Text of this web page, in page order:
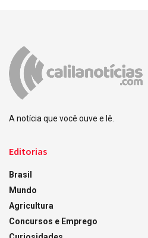
A notícia que você ouve e lê.
Editorias
Brasil
Mundo
Agricultura
Concursos e Emprego